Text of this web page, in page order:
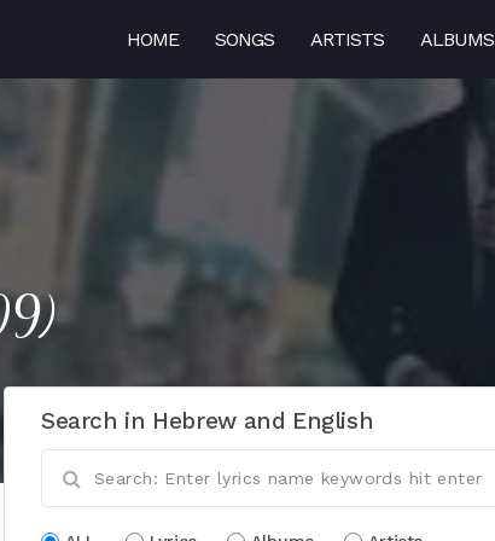
HOME SONGS ARTISTS ALBUMS
Search in Hebrew and English